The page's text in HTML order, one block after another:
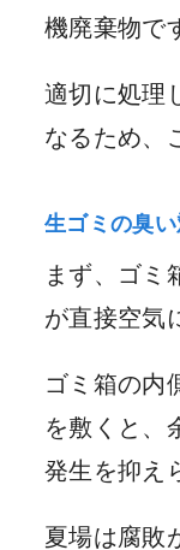
機廃棄物で
適切に処理
なるため、
生ゴミの臭
まず、ゴミ
が直接空気
ゴミ箱の内
を敷くと、
発生を抑え
夏場は腐敗